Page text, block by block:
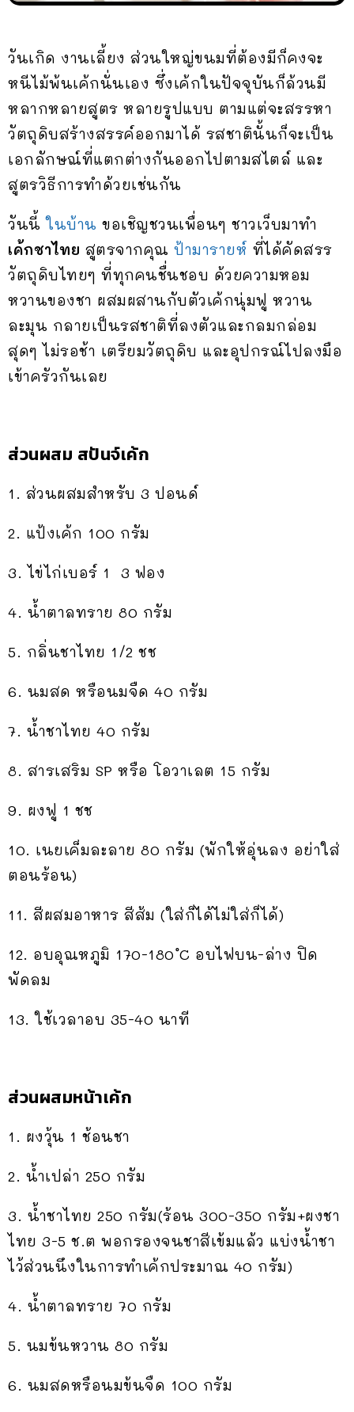
วันเกิด งานเลี้ยง ส่วนใหญ่ขนมที่ต้องมีก็คงจะ
หนีไม้พ้นเค้กนั่นเอง ซึ่งเค้กในปัจจุบันก็ล้วนมี
หลากหลายสูตร หลายรูปแบบ ตามแต่จะสรรหา
วัตถุดิบสร้างสรรค์ออกมาได้ รสชาตินั้นก็จะเป็น
เอกลักษณ์ที่แตกต่างกันออกไปตามสไตล์ และ
สูตรวิธีการทำด้วยเช่นกัน
วันนี้ ในบ้าน ขอเชิญชวนเพื่อนๆ ชาวเว็บมาทำ
เค้กชาไทย สูตรจากคุณ ป้ามารายห์ ที่ได้คัดสรร
วัตถุดิบไทยๆ ที่ทุกคนชื่นชอบ ด้วยความหอม
หวานของชา ผสมผสานกับตัวเค้กนุ่มฟู หวาน
ละมุน กลายเป็นรสชาติที่ลงตัวและกลมกล่อม
สุดๆ ไม่รอช้า เตรียมวัตถุดิบ และอุปกรณ์ไปลงมือ
เข้าครัวกันเลย
ส่วนผสม สปันจ์เค้ก
1. ส่วนผสมสำหรับ 3 ปอนด์
2. แป้งเค้ก 100 กรัม
3. ไข่ไก่เบอร์ 1 3 ฟอง
4. น้ำตาลทราย 80 กรัม
5. กลิ่นชาไทย 1/2 ชช
6. นมสด หรือนมจืด 40 กรัม
7. น้ำชาไทย 40 กรัม
8. สารเสริม SP หรือ โอวาเลต 15 กรัม
9. ผงฟู 1 ชช
10. เนยเค็มละลาย 80 กรัม (พักให้อุ่นลง อย่าใส่
ตอนร้อน)
11. สีผสมอาหาร สีส้ม (ใส่ก็ได้ไม่ใส่ก็ได้)
12. อบอุณหภูมิ 170-180 ํC อบไฟบน-ล่าง ปิด
พัดลม
13. ใช้เวลาอบ 35-40 นาที
ส่วนผสมหน้าเค้ก
1. ผงวุ้น 1 ช้อนชา
2. น้ำเปล่า 250 กรัม
3. น้ำชาไทย 250 กรัม(ร้อน 300-350 กรัม+ผงชา
ไทย 3-5 ช.ต พอกรองจนชาสีเข้มแล้ว แบ่งน้ำชา
ไว้ส่วนนึงในการทำเค้กประมาณ 40 กรัม)
4. น้ำตาลทราย 70 กรัม
5. นมข้นหวาน 80 กรัม
6. นมสดหรือนมข้นจืด 100 กรัม